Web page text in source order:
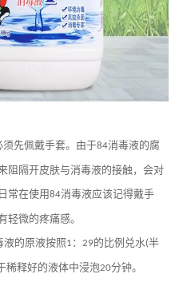
先佩戴手套。由于84消毒液的腐
阻隔开皮肤与消毒液的接触，会对
常在使用84消毒液应该记得戴手
轻微的疼痛感。
液的原液按照1 ：29的比例兑水(半
稀释好的液体中浸泡20分钟。